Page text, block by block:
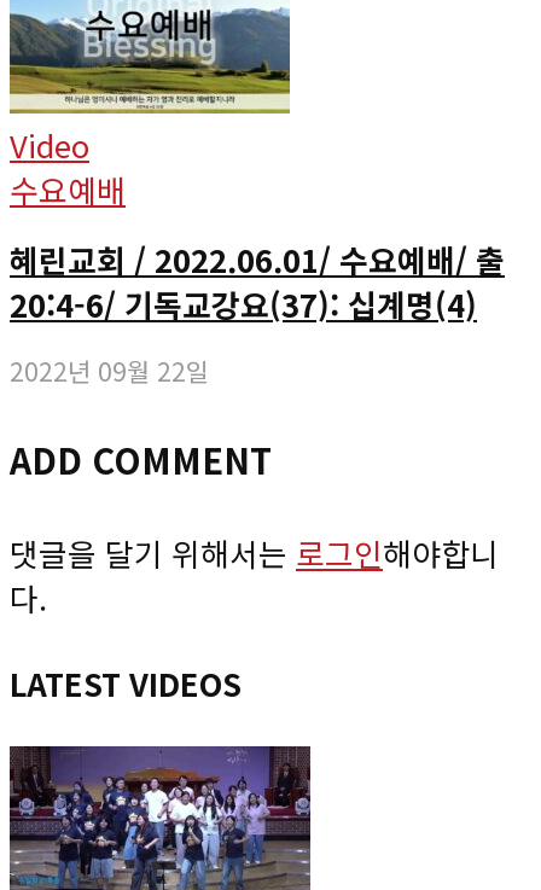
Video
수요예배
혜린교회 / 2022.06.01/ 수요예배/ 출
20:4-6/ 기독교강요(37): 십계명(4)
2022년 09월 22일
ADD COMMENT
댓글을 달기 위해서는 로그인해야합니
다.
LATEST VIDEOS